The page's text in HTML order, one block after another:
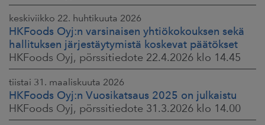
keskiviikko 22. huhtikuuta 2026
HKFoods Oyj:n varsinaisen yhtiökokouksen sekä
hallituksen järjestäytymistä koskevat päätökset
HKFoods Oyj, pörssitiedote 22.4.2026 klo 14.45
tiistai 31. maaliskuuta 2026
HKFoods Oyj:n Vuosikatsaus 2025 on julkaistu
HKFoods Oyj, pörssitiedote 31.3.2026 klo 14.00